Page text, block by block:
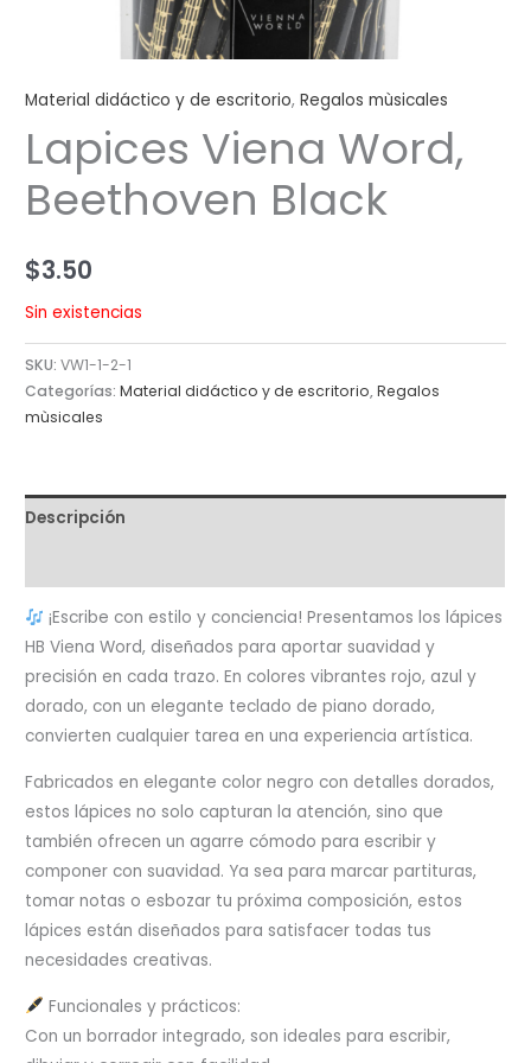
Material didáctico y de escritorio,Regalos mùsicales
Lapices Viena Word,
Beethoven Black
$3.50
Sin existencias
SKU:VW1-1-2-1
Categorías:Material didáctico y de escritorio,Regalos
mùsicales
Descripción
¡Escribe con estilo y conciencia! Presentamos los lápices
HB Viena Word, diseñados para aportar suavidad y
precisión en cada trazo. En colores vibrantes rojo, azul y
dorado, con un elegante teclado de piano dorado,
convierten cualquier tarea en una experiencia artística.
Fabricados en elegante color negro con detalles dorados,
estos lápices no solo capturan la atención, sino que
también ofrecen un agarre cómodo para escribir y
componer con suavidad. Ya sea para marcar partituras,
tomar notas o esbozar tu próxima composición, estos
lápices están diseñados para satisfacer todas tus
necesidades creativas.
Funcionales y prácticos:
Con un borrador integrado, son ideales para escribir,